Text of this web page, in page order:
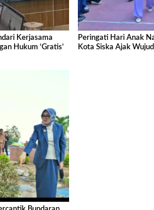
Kerjasama
Hukum ‘Gratis’
Peringati Hari Anak
Kota Siska Ajak